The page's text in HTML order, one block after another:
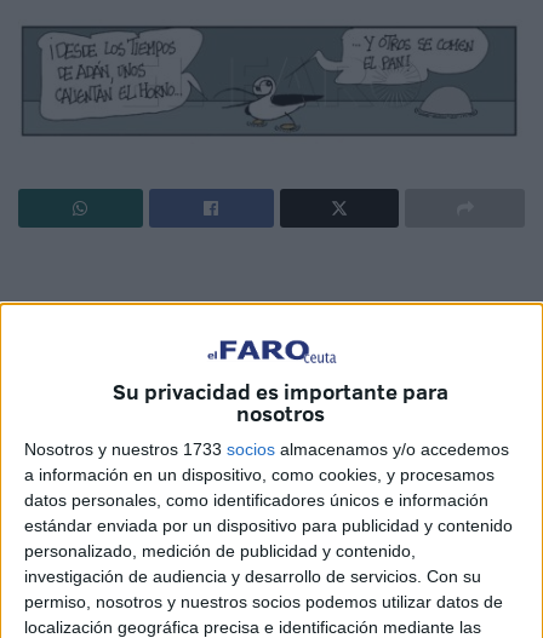
Su privacidad es importante para
nosotros
Nosotros y nuestros 1733 socios almacenamos y/o accedemos
a información en un dispositivo, como cookies, y procesamos
datos personales, como identificadores únicos e información
estándar enviada por un dispositivo para publicidad y contenido
personalizado, medición de publicidad y contenido,
investigación de audiencia y desarrollo de servicios. Con su
permiso, nosotros y nuestros socios podemos utilizar datos de
localización geográfica precisa e identificación mediante las
Posts
Ceuta es mucha Ceuta
HACE 3 HORAS
UGT se suma a la concentración de las
cuatro culturas: "Ceuta necesita unidad,
respuestas y más recursos"
HACE 3 HORAS